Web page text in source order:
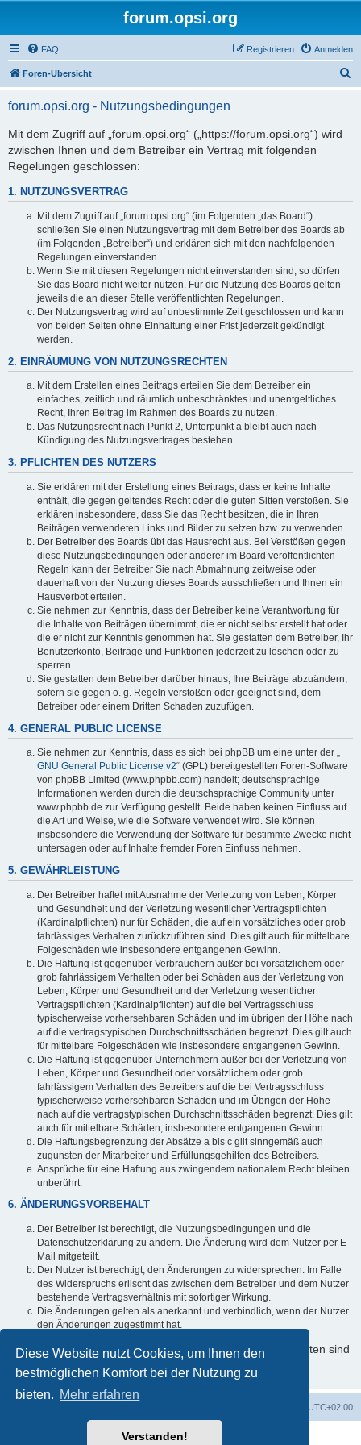
Diese Website nutzt Cookies, um Ihnen den
bestmöglichen Komfort bei der Nutzung zu
bieten. Mehr erfahren
Verstanden!
forum.opsi.org
FAQ Anmelden
Registrieren
Foren-Übersicht
forum.opsi.org - Nutzungsbedingungen
Mit dem Zugriff auf „forum.opsi.org“ („https://forum.opsi.org“) wird
zwischen Ihnen und dem Betreiber ein Vertrag mit folgenden
Regelungen geschlossen:
1. NUTZUNGSVERTRAG
Mit dem Zugriff auf „forum.opsi.org“ (im Folgenden „das Board“)
schließen Sie einen Nutzungsvertrag mit dem Betreiber des Boards ab
(im Folgenden „Betreiber“) und erklären sich mit den nachfolgenden
Regelungen einverstanden.
Wenn Sie mit diesen Regelungen nicht einverstanden sind, so dürfen
Sie das Board nicht weiter nutzen. Für die Nutzung des Boards gelten
jeweils die an dieser Stelle veröffentlichten Regelungen.
Der Nutzungsvertrag wird auf unbestimmte Zeit geschlossen und kann
von beiden Seiten ohne Einhaltung einer Frist jederzeit gekündigt
werden.
2. EINRÄUMUNG VON NUTZUNGSRECHTEN
Mit dem Erstellen eines Beitrags erteilen Sie dem Betreiber ein
einfaches, zeitlich und räumlich unbeschränktes und unentgeltliches
Recht, Ihren Beitrag im Rahmen des Boards zu nutzen.
Das Nutzungsrecht nach Punkt 2, Unterpunkt a bleibt auch nach
Kündigung des Nutzungsvertrages bestehen.
3. PFLICHTEN DES NUTZERS
Sie erklären mit der Erstellung eines Beitrags, dass er keine Inhalte
enthält, die gegen geltendes Recht oder die guten Sitten verstoßen. Sie
erklären insbesondere, dass Sie das Recht besitzen, die in Ihren
Beiträgen verwendeten Links und Bilder zu setzen bzw. zu verwenden.
Der Betreiber des Boards übt das Hausrecht aus. Bei Verstößen gegen
diese Nutzungsbedingungen oder anderer im Board veröffentlichten
Regeln kann der Betreiber Sie nach Abmahnung zeitweise oder
dauerhaft von der Nutzung dieses Boards ausschließen und Ihnen ein
Hausverbot erteilen.
Sie nehmen zur Kenntnis, dass der Betreiber keine Verantwortung für
die Inhalte von Beiträgen übernimmt, die er nicht selbst erstellt hat oder
die er nicht zur Kenntnis genommen hat. Sie gestatten dem Betreiber, Ihr
Benutzerkonto, Beiträge und Funktionen jederzeit zu löschen oder zu
sperren.
Sie gestatten dem Betreiber darüber hinaus, Ihre Beiträge abzuändern,
sofern sie gegen o. g. Regeln verstoßen oder geeignet sind, dem
Betreiber oder einem Dritten Schaden zuzufügen.
4. GENERAL PUBLIC LICENSE
Sie nehmen zur Kenntnis, dass es sich bei phpBB um eine unter der „
GNU General Public License v2“ (GPL) bereitgestellten Foren-Software
von phpBB Limited (www.phpbb.com) handelt; deutschsprachige
Informationen werden durch die deutschsprachige Community unter
www.phpbb.de zur Verfügung gestellt. Beide haben keinen Einfluss auf
die Art und Weise, wie die Software verwendet wird. Sie können
insbesondere die Verwendung der Software für bestimmte Zwecke nicht
untersagen oder auf Inhalte fremder Foren Einfluss nehmen.
5. GEWÄHRLEISTUNG
Der Betreiber haftet mit Ausnahme der Verletzung von Leben, Körper
und Gesundheit und der Verletzung wesentlicher Vertragspflichten
(Kardinalpflichten) nur für Schäden, die auf ein vorsätzliches oder grob
fahrlässiges Verhalten zurückzuführen sind. Dies gilt auch für mittelbare
Folgeschäden wie insbesondere entgangenen Gewinn.
Die Haftung ist gegenüber Verbrauchern außer bei vorsätzlichem oder
grob fahrlässigem Verhalten oder bei Schäden aus der Verletzung von
Leben, Körper und Gesundheit und der Verletzung wesentlicher
Vertragspflichten (Kardinalpflichten) auf die bei Vertragsschluss
typischerweise vorhersehbaren Schäden und im übrigen der Höhe nach
auf die vertragstypischen Durchschnittsschäden begrenzt. Dies gilt auch
für mittelbare Folgeschäden wie insbesondere entgangenen Gewinn.
Die Haftung ist gegenüber Unternehmern außer bei der Verletzung von
Leben, Körper und Gesundheit oder vorsätzlichem oder grob
fahrlässigem Verhalten des Betreibers auf die bei Vertragsschluss
typischerweise vorhersehbaren Schäden und im Übrigen der Höhe
nach auf die vertragstypischen Durchschnittsschäden begrenzt. Dies gilt
auch für mittelbare Schäden, insbesondere entgangenen Gewinn.
Die Haftungsbegrenzung der Absätze a bis c gilt sinngemäß auch
zugunsten der Mitarbeiter und Erfüllungsgehilfen des Betreibers.
Ansprüche für eine Haftung aus zwingendem nationalem Recht bleiben
unberührt.
6. ÄNDERUNGSVORBEHALT
Der Betreiber ist berechtigt, die Nutzungsbedingungen und die
Datenschutzerklärung zu ändern. Die Änderung wird dem Nutzer per E-
Mail mitgeteilt.
Der Nutzer ist berechtigt, den Änderungen zu widersprechen. Im Falle
des Widerspruchs erlischt das zwischen dem Betreiber und dem Nutzer
bestehende Vertragsverhältnis mit sofortiger Wirkung.
Die Änderungen gelten als anerkannt und verbindlich, wenn der Nutzer
den Änderungen zugestimmt hat.
Informationen über den Umgang mit Ihren persönlichen Daten sind
in der Datenschutzerklärung enthalten.
UTC+02:00
Powered byphpBB® Forum Software © phpBB Limited